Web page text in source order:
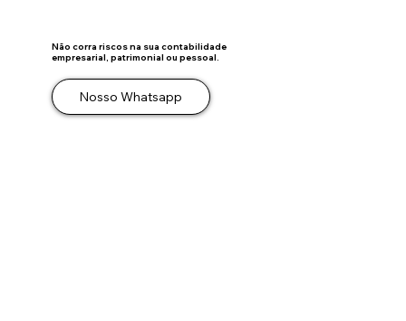
Não corra riscos na sua contabilidade
empresarial, patrimonial ou pessoal.
Nosso Whatsapp